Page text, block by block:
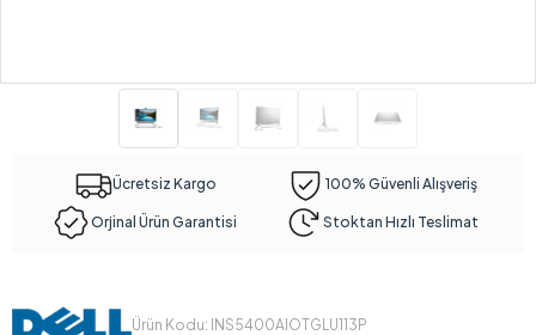
Ücretsiz Kargo 100% Güvenli Alışveriş
Orjinal Ürün Garantisi Stoktan Hızlı Teslimat
Ürün Kodu: INS5400AIOTGLU113P